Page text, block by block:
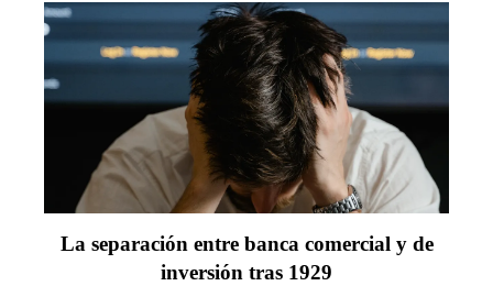
La separación entre banca comercial y de
inversión tras 1929